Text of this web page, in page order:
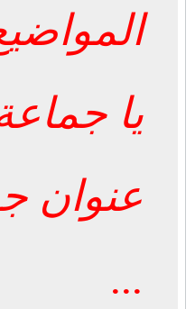
يا
عنوان
...